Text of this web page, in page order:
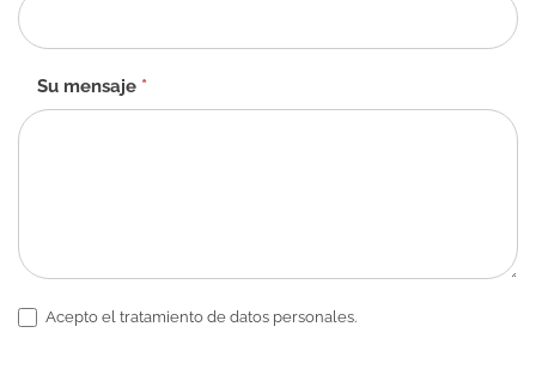
Su mensaje *
Acepto el tratamiento de datos personales.